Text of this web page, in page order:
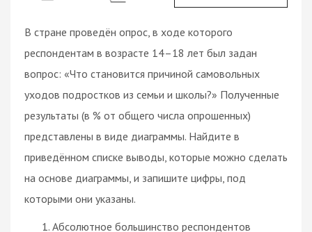
В стране проведён опрос, в ходе которого
респондентам в возрасте 14–18 лет был задан
вопрос: «Что становится причиной самовольных
уходов подростков из семьи и школы?» Полученные
результаты (в % от общего числа опрошенных)
представлены в виде диаграммы. Найдите в
приведённом списке выводы, которые можно сделать
на основе диаграммы, и запишите цифры, под
которыми они указаны.
Абсолютное большинство респондентов